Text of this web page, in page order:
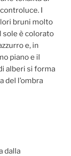
I
bruni molto
sole è colorato
e, in
piano e il
alberi si forma
del l’ombra
dalla